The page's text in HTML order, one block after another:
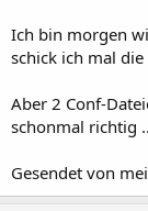
Ich bin morgen
schick ich mal
Aber 2 Conf-
schonmal richtig
Gesendet von